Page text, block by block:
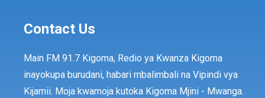
Contact Us
Main FM 91.7 Kigoma, Redio ya Kwanza Kigoma
inayokupa burudani, habari mbalimbali na Vipindi vya
Kijamii. Moja kwamoja kutoka Kigoma Mjini - Mwanga.